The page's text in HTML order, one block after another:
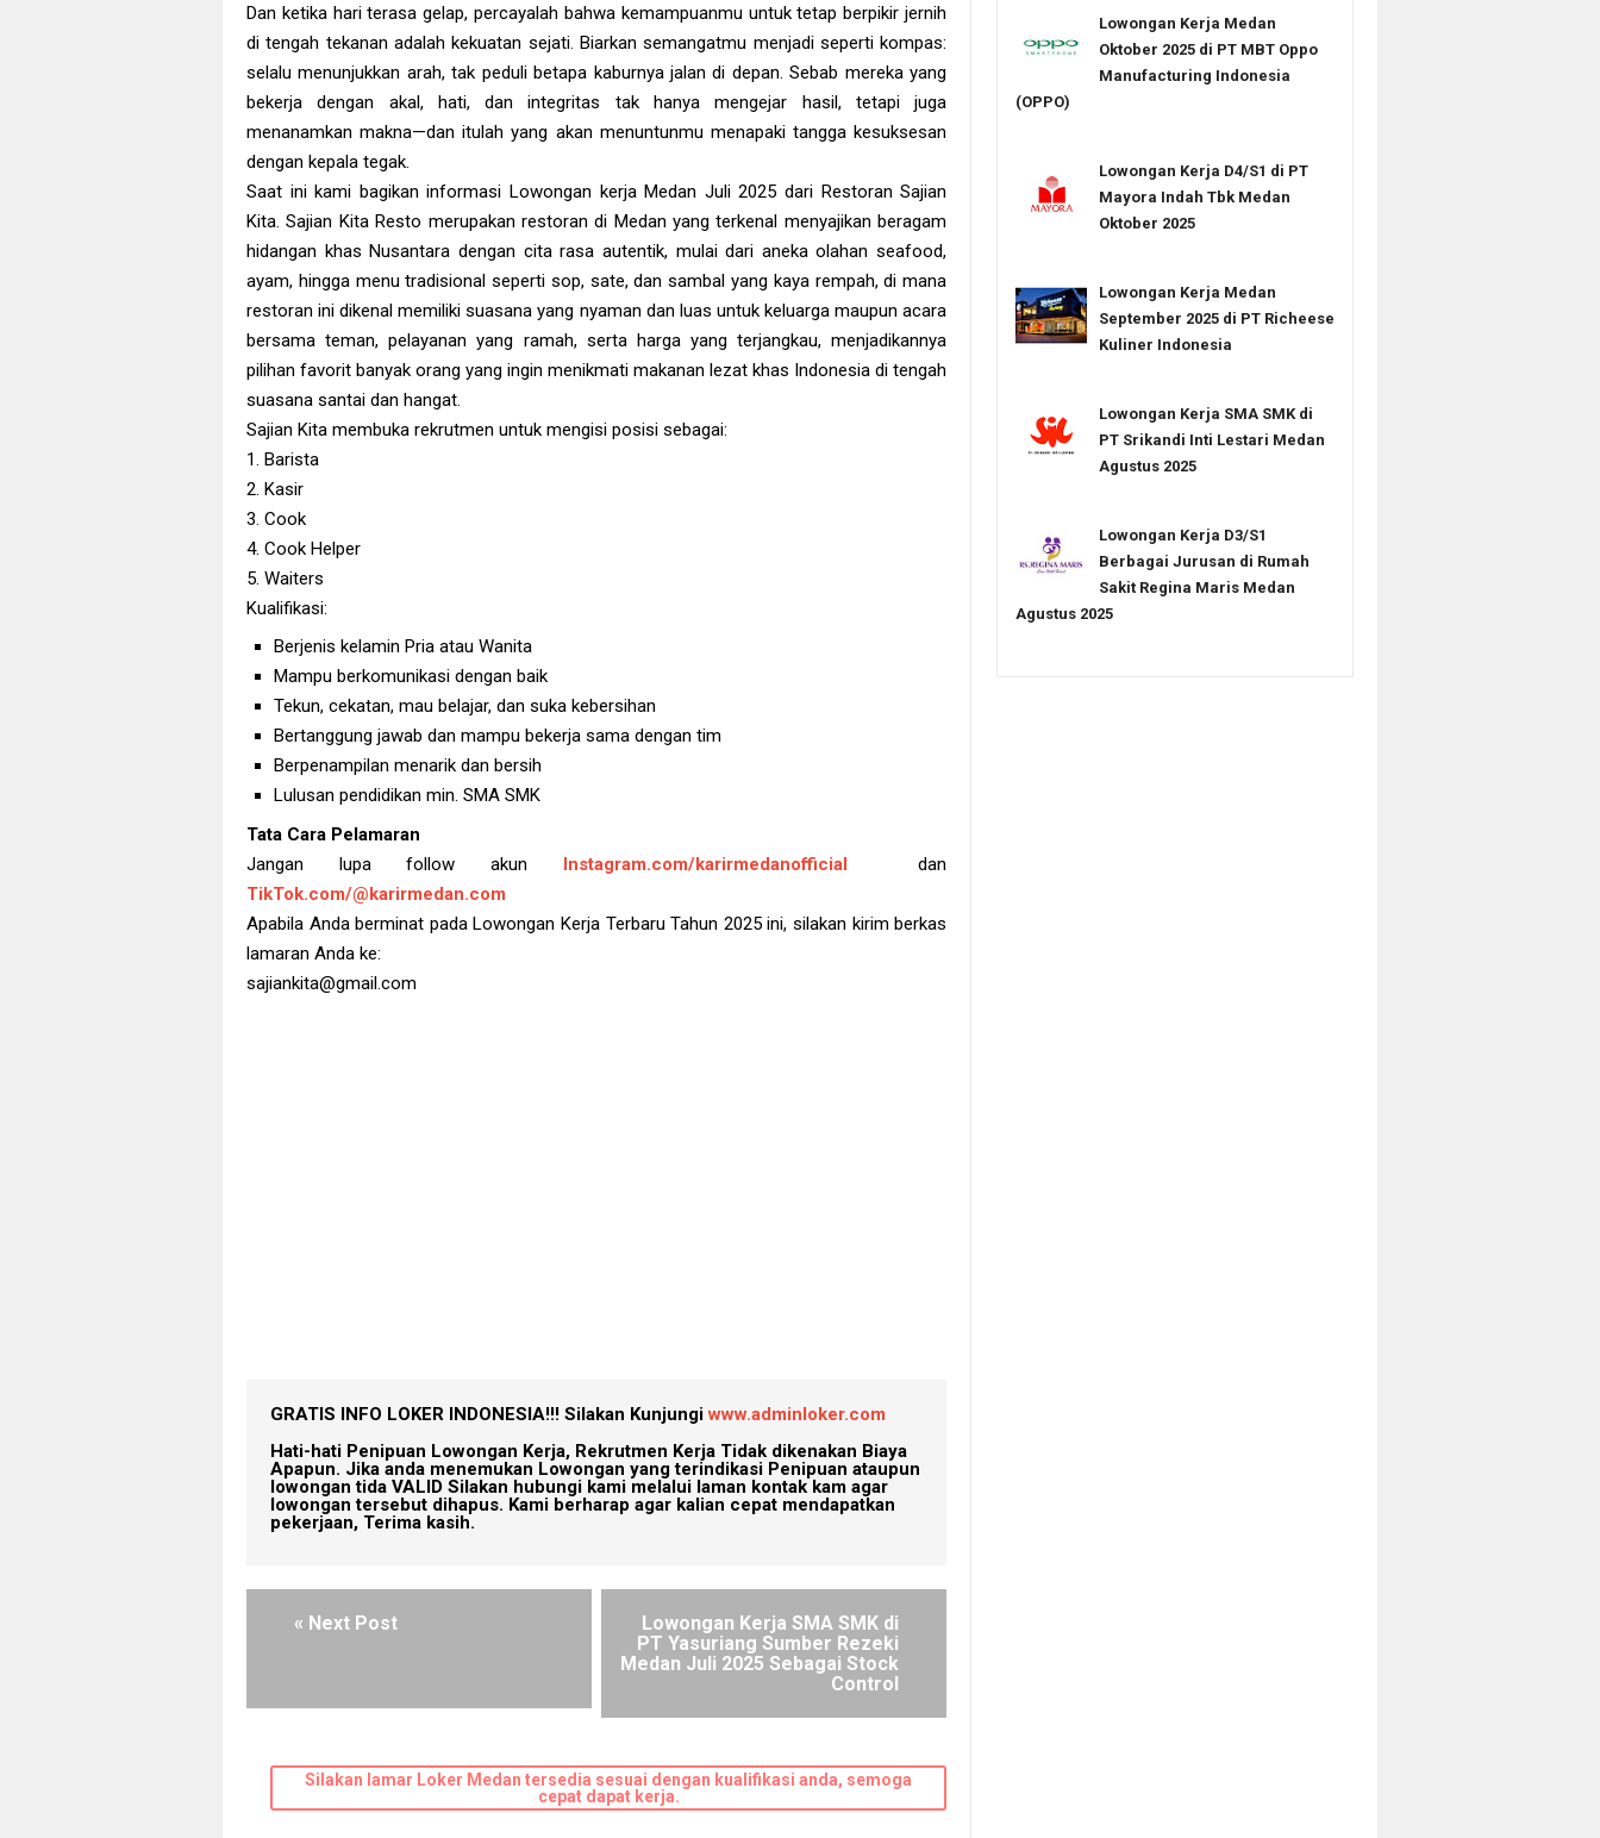
Dan ketika hari terasa gelap, percayalah bahwa kemampuanmu untuk tetap berpikir jernih
di tengah tekanan adalah kekuatan sejati. Biarkan semangatmu menjadi seperti kompas:
selalu menunjukkan arah, tak peduli betapa kaburnya jalan di depan. Sebab mereka yang
bekerja dengan akal, hati, dan integritas tak hanya mengejar hasil, tetapi juga
menanamkan makna—dan itulah yang akan menuntunmu menapaki tangga kesuksesan
dengan kepala tegak.
Saat ini kami bagikan informasi Lowongan kerja Medan Juli 2025 dari Restoran Sajian
Kita. Sajian Kita Resto merupakan restoran di Medan yang terkenal menyajikan beragam
hidangan khas Nusantara dengan cita rasa autentik, mulai dari aneka olahan seafood,
ayam, hingga menu tradisional seperti sop, sate, dan sambal yang kaya rempah, di mana
restoran ini dikenal memiliki suasana yang nyaman dan luas untuk keluarga maupun acara
bersama teman, pelayanan yang ramah, serta harga yang terjangkau, menjadikannya
pilihan favorit banyak orang yang ingin menikmati makanan lezat khas Indonesia di tengah
suasana santai dan hangat.
Sajian Kita membuka rekrutmen untuk mengisi posisi sebagai:
1. Barista
2. Kasir
3. Cook
4. Cook Helper
5. Waiters
Kualifikasi:
Berjenis kelamin Pria atau Wanita
Mampu berkomunikasi dengan baik
Tekun, cekatan, mau belajar, dan suka kebersihan
Bertanggung jawab dan mampu bekerja sama dengan tim
Berpenampilan menarik dan bersih
Lulusan pendidikan min. SMA SMK
Tata Cara Pelamaran
Jangan lupa follow akun Instagram.com/karirmedanofficial dan
TikTok.com/@karirmedan.com
Apabila Anda berminat pada Lowongan Kerja Terbaru Tahun 2025 ini, silakan kirim berkas
lamaran Anda ke:
sajiankita@gmail.com
GRATIS INFO LOKER INDONESIA!!! Silakan Kunjungi www.adminloker.com
Hati-hati Penipuan Lowongan Kerja, Rekrutmen Kerja Tidak dikenakan Biaya
Apapun. Jika anda menemukan Lowongan yang terindikasi Penipuan ataupun
lowongan tida VALID Silakan hubungi kami melalui laman kontak kam agar
lowongan tersebut dihapus. Kami berharap agar kalian cepat mendapatkan
pekerjaan, Terima kasih.
« Next Post
Lowongan Kerja SMA SMK di
PT Yasuriang Sumber Rezeki
Medan Juli 2025 Sebagai Stock
Control
Silakan lamar Loker Medan tersedia sesuai dengan kualifikasi anda, semoga
cepat dapat kerja.
Lowongan Kerja Medan
Oktober 2025 di PT MBT Oppo
Manufacturing Indonesia
(OPPO)
Lowongan Kerja D4/S1 di PT
Mayora Indah Tbk Medan
Oktober 2025
Lowongan Kerja Medan
September 2025 di PT Richeese
Kuliner Indonesia
Lowongan Kerja SMA SMK di
PT Srikandi Inti Lestari Medan
Agustus 2025
Lowongan Kerja D3/S1
Berbagai Jurusan di Rumah
Sakit Regina Maris Medan
Agustus 2025